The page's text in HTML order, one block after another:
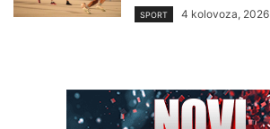
SPORT 4 kolovoza, 2026